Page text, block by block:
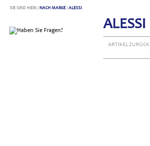
SIE SIND HIER: / NACH MARKE /ALESSI
ARTIKEL ZURÜCK